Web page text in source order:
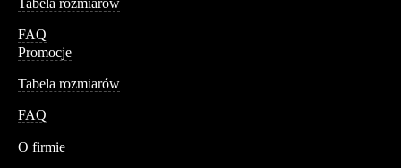
Tabela rozmiarów
FAQ
Promocje
Tabela rozmiarów
FAQ
O firmie